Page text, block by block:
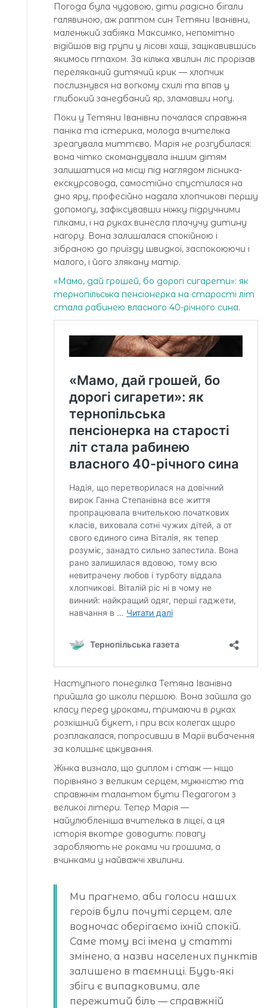
Погода була чудовою, діти радісно бігали
галявиною, аж раптом син Тетяни Іванівни,
маленький забіяка Максимко, непомітно
відійшов від групи у лісові хащі, зацікавившись
якимось птахом. За кілька хвилин ліс прорізав
переляканий дитячий крик — хлопчик
послизнувся на вогкому схилі та впав у
глибокий занедбаний яр, зламавши ногу.
Поки у Тетяни Іванівни почалася справжня
паніка та істерика, молода вчителька
зреагувала миттєво. Марія не розгубилася:
вона чітко скомандувала іншим дітям
залишатися на місці під наглядом лісника-
екскурсовода, самостійно спустилася на
дно яру, професійно надала хлопчикові першу
допомогу, зафіксувавши ніжку підручними
гілками, і на руках винесла плачучу дитину
нагору. Вона залишалася спокійною і
зібраною до приїзду швидкої, заспокоюючи і
малого, і його злякану матір.
«Мамо, дай грошей, бо дорогі сигарети»: як
тернопільська пенсіонерка на старості літ
стала рабинею власного 40-річного сина.
Наступного понеділка Тетяна Іванівна
прийшла до школи першою. Вона зайшла до
класу перед уроками, тримаючи в руках
розкішний букет, і при всіх колегах щиро
розплакалася, попросивши в Марії вибачення
за колишнє цькування.
Жінка визнала, що диплом і стаж — ніщо
порівняно з великим серцем, мужністю та
справжнім талантом бути Педагогом з
великої літери. Тепер Марія —
найулюбленіша вчителька в ліцеї, а ця
історія вкотре доводить: повагу
заробляють не роками чи грошима, а
вчинками у найважчі хвилини.
Ми прагнемо, аби голоси наших
героїв були почуті серцем, але
водночас оберігаємо їхній спокій.
Саме тому всі імена у статті
змінено, а назви населених пунктів
залишено в таємниці. Будь-які
збіги є випадковими, але
пережитий біль — справжній